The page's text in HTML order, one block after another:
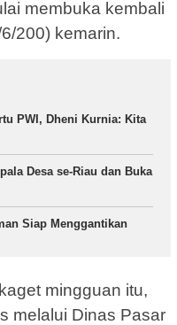
membuka kembali
200) kemarin.
PWI, Dheni Kurnia: Kita
Desa se-Riau dan Buka
Siap Menggantikan
mingguan itu,
melalui Dinas Pasar